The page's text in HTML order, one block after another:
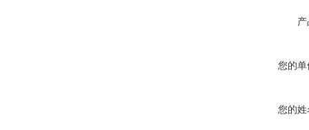
您的单
您的姓